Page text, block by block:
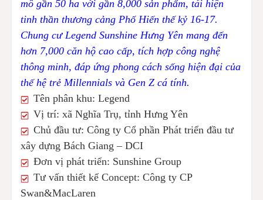
mô gần 50 ha với gần 8,000 sản phẩm, tái hiện
tinh thần thương cảng Phố Hiến thế kỷ 16-17.
Chung cư Legend Sunshine Hưng Yên mang đến
hơn 7,000 căn hộ cao cấp, tích hợp công nghệ
thông minh, đáp ứng phong cách sống hiện đại của
thế hệ trẻ Millennials và Gen Z cá tính.
Tên phân khu: Legend
Vị trí: xã Nghĩa Trụ, tỉnh Hưng Yên
Chủ đầu tư: Công ty Cổ phần Phát triển đầu tư
xây dựng Bách Giang – DCI
Đơn vị phát triển: Sunshine Group
Tư vấn thiết kế Concept: Công ty CP
Swan&MacLaren